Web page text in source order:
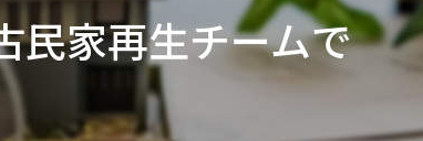
民家再生チームで